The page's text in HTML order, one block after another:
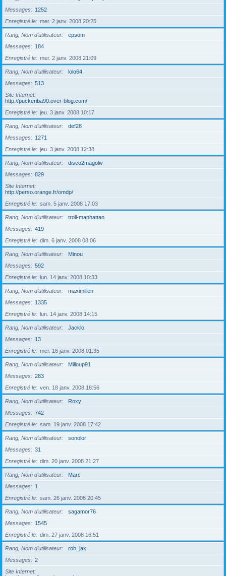
Messages
1252
Enregistré le
mer. 2 janv. 2008 20:25
Rang, Nom d’utilisateur
epsom
Messages
184
Enregistré le
mer. 2 janv. 2008 21:09
Rang, Nom d’utilisateur
lolo64
Messages
513
Site Internet
http://puckeriba90.over-blog.com/
Enregistré le
jeu. 3 janv. 2008 10:17
Rang, Nom d’utilisateur
def28
Messages
1271
Enregistré le
jeu. 3 janv. 2008 12:38
Rang, Nom d’utilisateur
disco2magoliv
Messages
829
Site Internet
http://perso.orange.fr/omdp/
Enregistré le
sam. 5 janv. 2008 17:03
Rang, Nom d’utilisateur
troll-manhattan
Messages
419
Enregistré le
dim. 6 janv. 2008 08:06
Rang, Nom d’utilisateur
Minou
Messages
592
Enregistré le
lun. 14 janv. 2008 10:33
Rang, Nom d’utilisateur
maximilien
Messages
1335
Enregistré le
lun. 14 janv. 2008 14:15
Rang, Nom d’utilisateur
Jacklo
Messages
13
Enregistré le
mer. 16 janv. 2008 01:35
Rang, Nom d’utilisateur
Milloup91
Messages
283
Enregistré le
ven. 18 janv. 2008 18:56
Rang, Nom d’utilisateur
Roxy
Messages
742
Enregistré le
sam. 19 janv. 2008 17:42
Rang, Nom d’utilisateur
sonolor
Messages
31
Enregistré le
dim. 20 janv. 2008 21:27
Rang, Nom d’utilisateur
Marc
Messages
1
Enregistré le
sam. 26 janv. 2008 20:45
Rang, Nom d’utilisateur
sagamor76
Messages
1545
Enregistré le
dim. 27 janv. 2008 16:51
Rang, Nom d’utilisateur
rob_jax
Messages
2
Site Internet